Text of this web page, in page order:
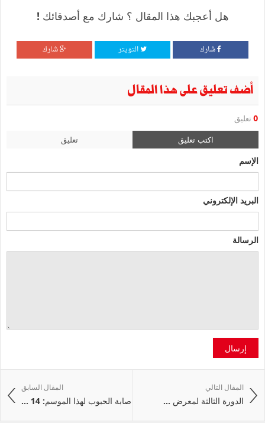
هل أعجبك هذا المقال ؟ شارك مع أصدقائك !
شارك التويتر شارك
أضف تعليق على هذا المقال
0 تعليق
اكتب تعليق تعليق
الإسم
البريد الإلكتروني
الرسالة
إرسال
المقال السابق
صابة الحبوب لهذا الموسم: 14 ...
المقال التالي
الدورة الثالثة لمعرض ...